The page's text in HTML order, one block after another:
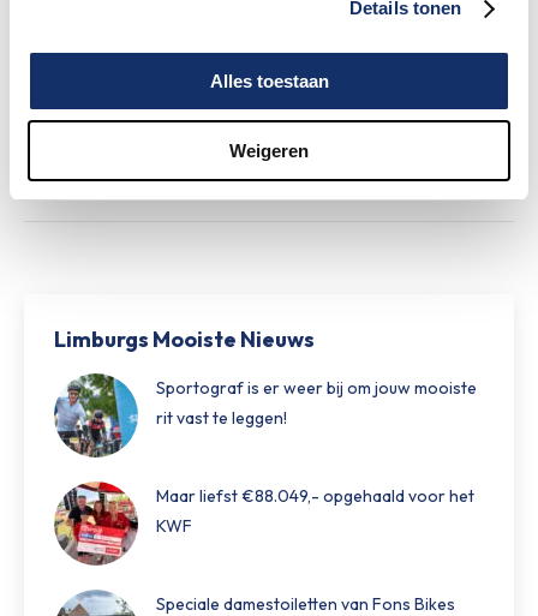
Details tonen
Alles toestaan
Weigeren
Nieuw betaalsysteem op het
festivalterrein
27 mei 2026
Limburgs Mooiste Nieuws
Sportograf is er weer bij om jouw mooiste
rit vast te leggen!
Maar liefst €88.049,- opgehaald voor het
KWF
Speciale damestoiletten van Fons Bikes